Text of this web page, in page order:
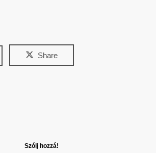
Share
Szólj hozzá!